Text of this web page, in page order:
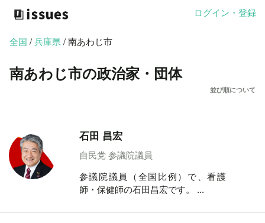
ログイン・登録
全国 /兵庫県 / 南あわじ市
南あわじ市の政治家・団体
並び順について
石田 昌宏
自民党 参議院議員
参議院議員（全国比例）で、看護
師・保健師の石田昌宏です。 ...